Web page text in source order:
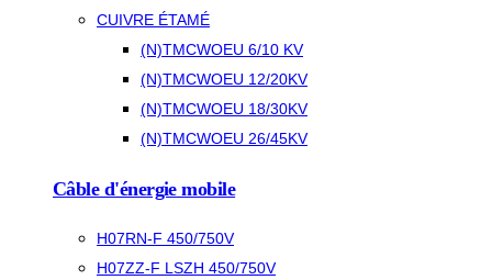
CUIVRE ÉTAMÉ
(N)TMCWOEU 6/10 KV
(N)TMCWOEU 12/20KV
(N)TMCWOEU 18/30KV
(N)TMCWOEU 26/45KV
Câble d'énergie mobile
H07RN-F 450/750V
H07ZZ-F LSZH 450/750V